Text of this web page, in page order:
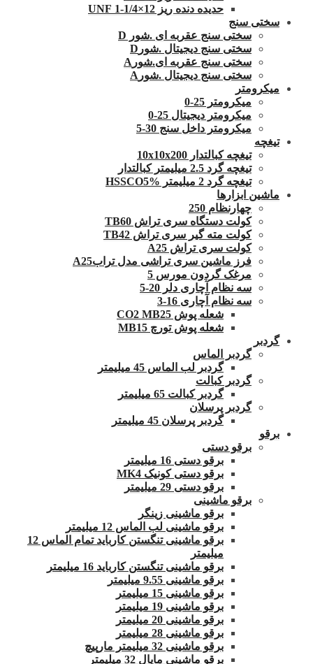
حدیده دنده ریز 12×1/4-1 UNF
سختی سنج
سختی سنج عقربه ای .شور D
سختی سنج دیجیتال .شورD
سختی سنج عقربه ای.شورA
سختی سنج دیجیتال .شورA
میکرومتر
میکرومتر 25-0
میکرومتر دیجیتال 25-0
میکرومتر داخل سنج 30-5
تیغچه
تیغچه کبالتدار 10x10x200
تیغچه گرد 2.5 میلیمتر کبالتدار
تیغچه گرد 2 میلیمتر HSSCO5%
ماشین ابزارها
چهارنظام 250
کولت دستگاه سری تراش TB60
کولت مته گیر سری تراش TB42
کولت سری تراش A25
فرز ماشین سری تراشی مدل ترابA25
مرغک گردون مورس 5
سه نظام آچاری دلر 20-5
سه نظام آچاری 16-3
شعله پوش CO2 MB25
شعله پوش تورچ MB15
گردبر
گردبر الماس
گردبر لب الماس 45 میلیمتر
گردبر کبالت
گردبر کبالت 65 میلیمتر
گردبر پرسلان
گردبر پرسلان 45 میلیمتر
برقو
برقو دستی
برقو دستی 16 میلیمتر
برقو دستی کونیک MK4
برقو دستی 29 میلیمتر
برقو ماشینی
برقو ماشینی زینگر
برقو ماشینی لب الماس 12 میلیمتر
برقو ماشینی تنگستن کارباید تمام الماس 12
میلیمتر
برقو ماشینی تنگستن کارباید 16 میلیمتر
برقو ماشینی 9.55 میلیمتر
برقو ماشینی 15 میلیمتر
برقو ماشینی 19 میلیمتر
برقو ماشینی 20 میلیمتر
برقو ماشینی 28 میلیمتر
برقو ماشینی 32 میلیمتر مارپیچ
برقو ماشینی ماپال 32 میلیمتر